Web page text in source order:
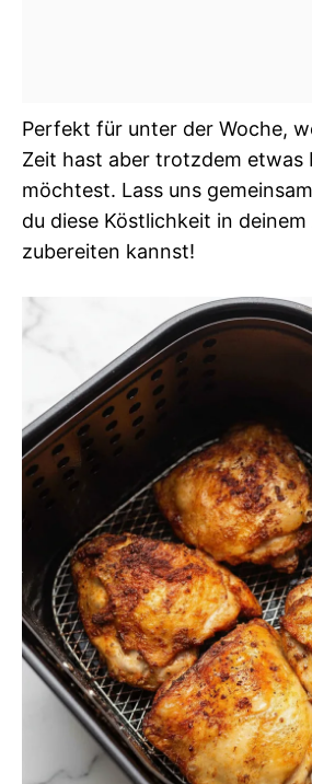
Perfekt für unter der Woche,
Zeit hast aber trotzdem etwas
möchtest. Lass uns
du diese Köstlichkeit in
zubereiten kannst!